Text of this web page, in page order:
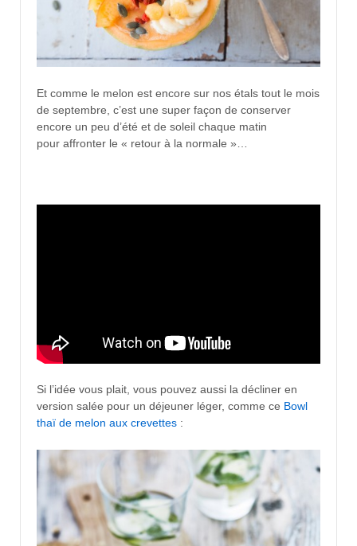
Et comme le melon est encore sur nos étals tout le mois
de septembre, c’est une super façon de conserver
encore un peu d’été et de soleil chaque matin
pour affronter le « retour à la normale »…
Si l’idée vous plait, vous pouvez aussi la décliner en
version salée pour un déjeuner léger, comme ce Bowl
thaï de melon aux crevettes :